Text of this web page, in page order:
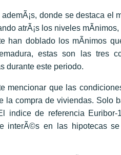
donde se destaca
atrÃ¡s los niveles
han doblado los mÃ­nimos
estas son las tres
durante este periodo.
mencionar que las
la compra de viviendas. Solo
indice de referencia
interÃ©s en las hipotecas